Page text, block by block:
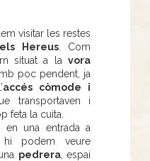
visitar les restes
Hereus. Com
situat a la vora
poc pendent, ja
accés còmode i
transportaven i
feta la cuita.
una entrada a
hi podem veure
pedrera, espai